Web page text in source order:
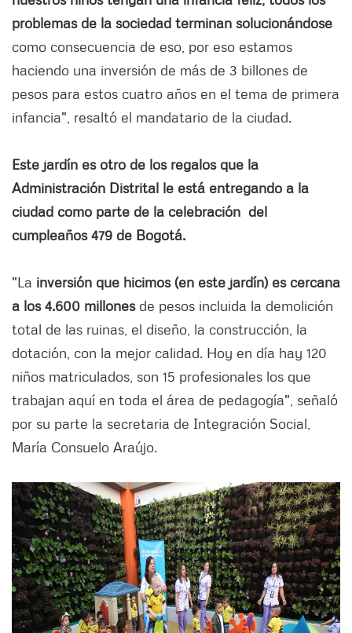
problemas de la sociedad terminan solucionándose
como consecuencia de eso, por eso estamos
haciendo una inversión de más de 3 billones de
pesos para estos cuatro años en el tema de primera
infancia", resaltó el mandatario de la ciudad.
Este jardín es otro de los regalos que la
Administración Distrital le está entregando a la
ciudad como parte de la celebración del
cumpleaños 479 de Bogotá.
"La inversión que hicimos (en este jardín) es cercana
a los 4.600 millonesde pesos incluida la demolición
total de las ruinas, el diseño, la construcción, la
dotación, con la mejor calidad. Hoy en día hay 120
niños matriculados, son 15 profesionales los que
trabajan aquí en toda el área de pedagogía", señaló
por su parte la secretaria de Integración Social,
María Consuelo Araújo.